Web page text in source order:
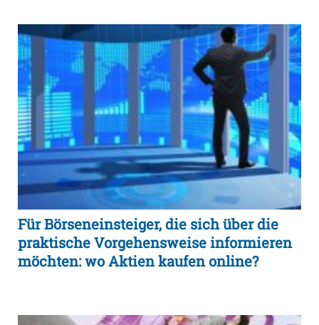
Für Börseneinsteiger, die sich über die
praktische Vorgehensweise informieren
möchten: wo Aktien kaufen online?